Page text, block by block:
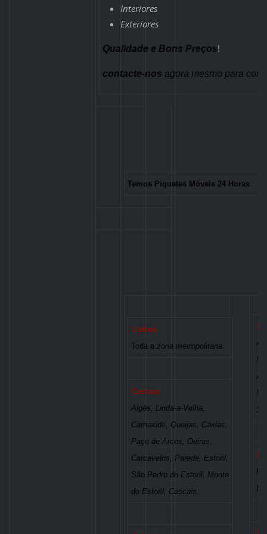
Interiores
Exteriores
Qualidade e Bons Preços!
contacte-nos agora mesmo para
Temos Piquetes Móveis 24 Horas
Lisboa
Toda a zona metropolitana.
Cascais
Algés, Linda-a-Velha,
Carnaxide, Queijas, Caxias,
Paço de Arcos, Oeiras,
Carcavelos, Parede, Estoril,
São Pedro do Estoril, Monte
do Estoril, Cascais.